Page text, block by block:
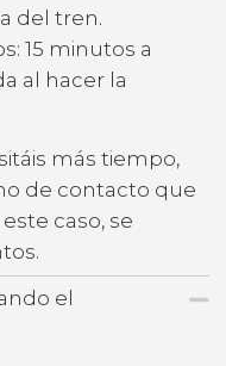
del tren.
15 minutos a
al hacer la
más tiempo,
de contacto que
caso, se
el